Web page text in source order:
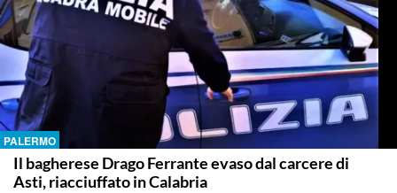
PALERMO
Il bagherese Drago Ferrante evaso dal carcere di
Asti, riacciuffato in Calabria